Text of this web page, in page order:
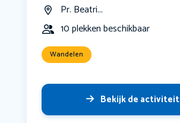
Pr. Beatri...
10 plekken beschikbaar
Wandelen
Bekijk de activiteit